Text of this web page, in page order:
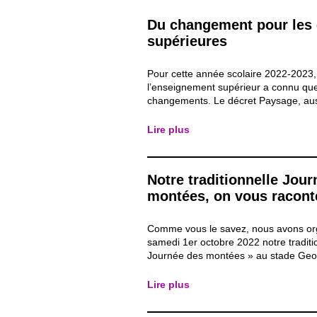
Du changement pour les
supérieures
Pour cette année scolaire 2022-2023,
l’enseignement supérieur a connu
changements. Le décret Paysage,
quelques années maintenant, dans le
avec le recul et la...
Lire plus
Notre traditionnelle
montées, on vous
Comme vous le savez, nous avons
samedi 1er octobre 2022 notre
Journée des montées » au stade
autres de tisser des liens, de se
dans une...
Lire plus